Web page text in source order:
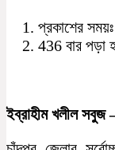
প্রকাশের
436 বার পড়া
ইব্রাহীম খলীল সবুজ